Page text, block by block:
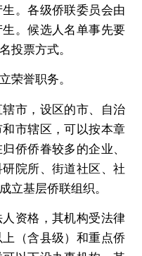
。各级侨联委员会由
。候选人名单事先要
投票方式。
誉职务。
市，设区的市、自治
市辖区，可以按本章
侨侨眷较多的企业、
院所、街道社区、社
立基层侨联组织。
资格，其机构受法律
（含县级）和重点侨